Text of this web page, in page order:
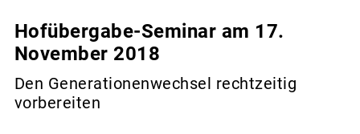
Hofübergabe-Seminar am 17.
November 2018
Den Generationenwechsel rechtzeitig
vorbereiten